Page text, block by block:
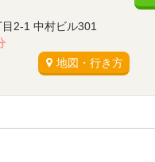
2-1 中村ビル301
地図・行き方